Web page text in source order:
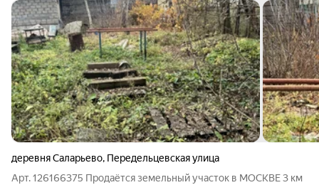
деревня Саларьево, Передельцевская улица
Арт. 126166375 Продаётся земельный участок в МОСКВЕ 3 км